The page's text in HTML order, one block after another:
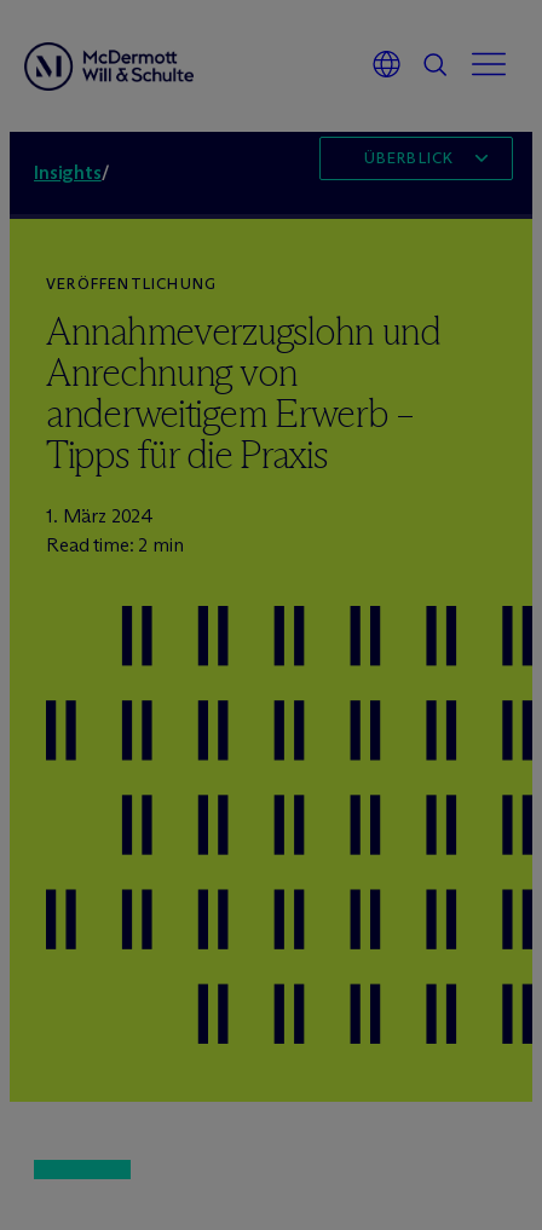
Insights/
ÜBERBLICK
VERÖFFENTLICHUNG
Annahmeverzugslohn und
Anrechnung von
anderweitigem Erwerb –
Tipps für die Praxis
1. März 2024
Read time: 2 min